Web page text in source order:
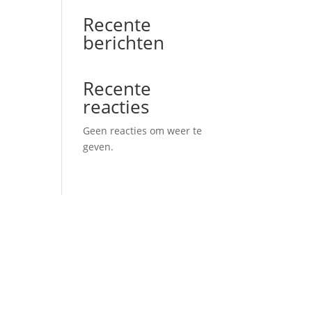
Recente
berichten
Recente
reacties
Geen reacties om weer te
geven.